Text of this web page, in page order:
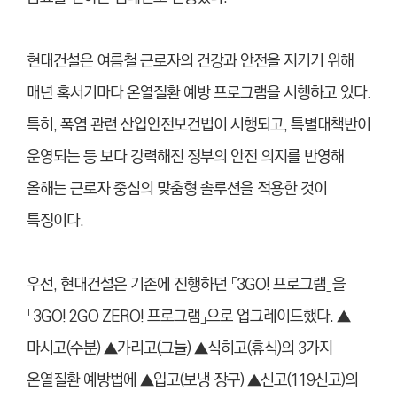
현대건설은 여름철 근로자의 건강과 안전을 지키기 위해
매년 혹서기마다 온열질환 예방 프로그램을 시행하고 있다.
특히, 폭염 관련 산업안전보건법이 시행되고, 특별대책반이
운영되는 등 보다 강력해진 정부의 안전 의지를 반영해
올해는 근로자 중심의 맞춤형 솔루션을 적용한 것이
특징이다.
우선, 현대건설은 기존에 진행하던 「3GO! 프로그램」을
「3GO! 2GO ZERO! 프로그램」으로 업그레이드했다. ▲
마시고(수분) ▲가리고(그늘) ▲식히고(휴식)의 3가지
온열질환 예방법에 ▲입고(보냉 장구) ▲신고(119신고)의